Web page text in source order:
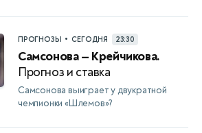
ПРОГНОЗЫ • СЕГОДНЯ 23:30
Самсонова — Крейчикова.
Прогноз и ставка
Самсонова выиграет у двукратной
чемпионки «Шлемов»?